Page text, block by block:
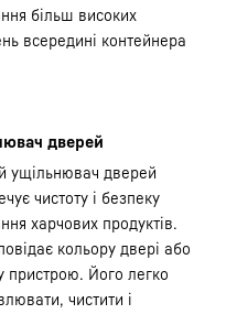
більш високих
всередині контейнера
дверей
ущільнювач дверей
чистоту і безпеку
харчових продуктів.
кольору двері або
пристрою. Його легко
чистити і